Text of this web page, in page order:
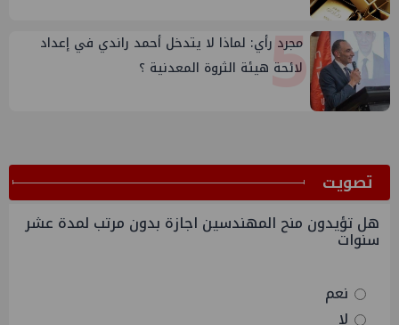
5
مجرد رأي: لماذا لا يتدخل أحمد راندي في إعداد
لائحة هيئة الثروة المعدنية ؟
ﺗﺼﻮﻳﺖ
هل تؤيدون منح المهندسين اجازة بدون مرتب لمدة عشر
سنوات
نعم